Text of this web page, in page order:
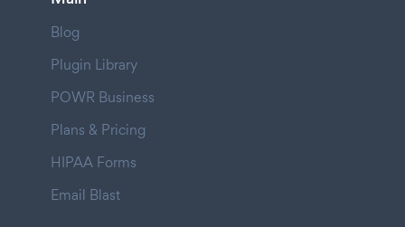
Blog
Plugin Library
POWR Business
Plans & Pricing
HIPAA Forms
Email Blast